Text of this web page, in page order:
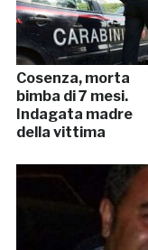
Cosenza, morta
bimba di 7 mesi.
Indagata madre
della vittima